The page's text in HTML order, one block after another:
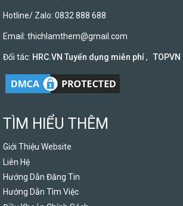
Hotline/ Zalo: 0832 888 688
Email: thichlamthem@gmail.com
Đối tác: HRC.VN Tuyển dụng miễn phí, TOPVN
TÌM HIỂU THÊM
Giới Thiệu Website
Liên Hệ
Hướng Dẫn Đăng Tin
Hướng Dẫn Tìm Việc